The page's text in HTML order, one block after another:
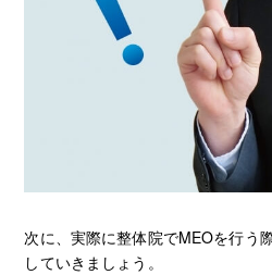
次に、実際に整体院でMEOを行う
していきましょう。